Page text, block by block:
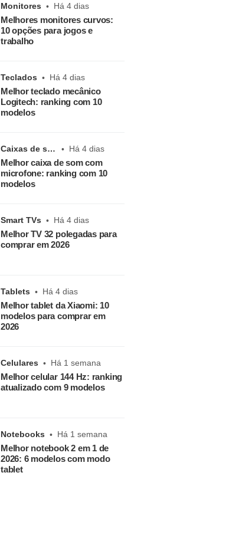
Monitores Há 4 dias
Melhores monitores curvos:
10 opções para jogos e
trabalho
Teclados Há 4 dias
Melhor teclado mecânico
Logitech: ranking com 10
modelos
Caixas de som Há 4 dias
Melhor caixa de som com
microfone: ranking com 10
modelos
Smart TVs Há 4 dias
Melhor TV 32 polegadas para
comprar em 2026
Tablets Há 4 dias
Melhor tablet da Xiaomi: 10
modelos para comprar em
2026
Celulares Há 1 semana
Melhor celular 144 Hz: ranking
atualizado com 9 modelos
Notebooks Há 1 semana
Melhor notebook 2 em 1 de
2026: 6 modelos com modo
tablet